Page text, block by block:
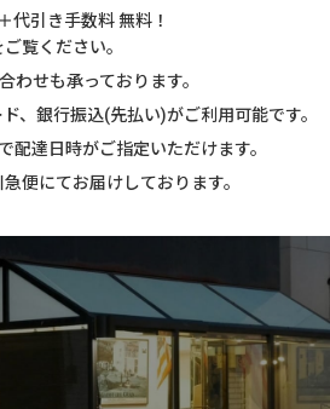
代引き手数料 無料！
ご覧ください。
わせも承っております。
、銀行振込(先払い)がご利用可能です。
配達日時がご指定いただけます。
便にてお届けしております。